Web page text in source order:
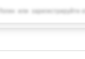
Логин или